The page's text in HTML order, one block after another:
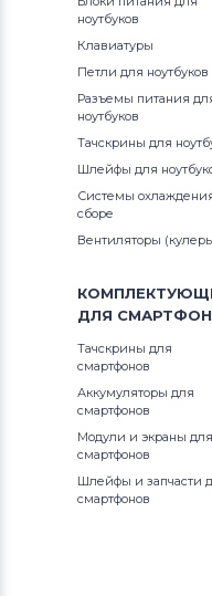
Вентиляторы
Вентиляторы
Вентиляторы
Вентиляторы
Вентиляторы
Вентиляторы
Вентиляторы
Вентиляторы
Вентиляторы
Вентиляторы
Все бренды
Вентиляторы
Вентиляторы
MS Series
PR Series
S Series
VR Series
Wind Series
X-Slim Series
ноутбуков
Клавиатуры
Петли для ноутбуков
Разъемы питания
ноутбуков
Тачскрины для
Шлейфы для
Системы
сборе
Вентиляторы
ДЛЯ
Тачскрины для
смартфонов
Аккумуляторы для
смартфонов
Модули и экраны для
смартфонов
Шлейфы и запчасти
смартфонов